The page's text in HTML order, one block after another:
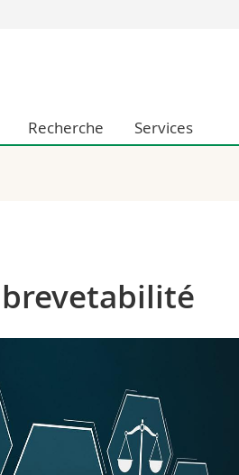
management
Médias
Recherche Services